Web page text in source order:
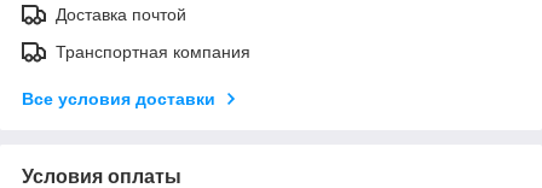
Доставка почтой
Транспортная компания
Все условия доставки
Условия оплаты